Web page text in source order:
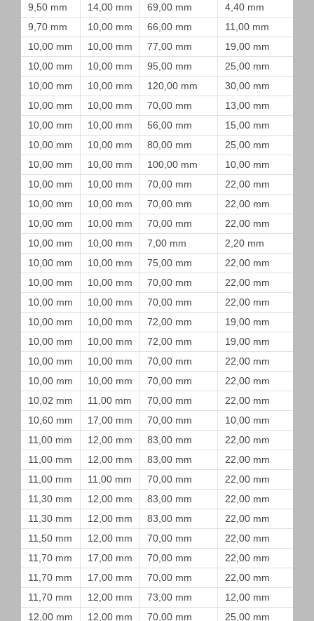
9,50 mm
14,00 mm 69,00 mm
4,40 mm
9,70 mm
10,00 mm 66,00 mm
11,00 mm
10,00 mm
10,00 mm 77,00 mm
19,00 mm
10,00 mm
10,00 mm 95,00 mm
25,00 mm
10,00 mm
10,00 mm 120,00 mm
30,00 mm
10,00 mm
10,00 mm 70,00 mm
13,00 mm
10,00 mm
10,00 mm 56,00 mm
15,00 mm
10,00 mm
10,00 mm 80,00 mm
25,00 mm
10,00 mm
10,00 mm 100,00 mm
10,00 mm
10,00 mm
10,00 mm 70,00 mm
22,00 mm
10,00 mm
10,00 mm 70,00 mm
22,00 mm
10,00 mm
10,00 mm 70,00 mm
22,00 mm
10,00 mm
10,00 mm 7,00 mm
2,20 mm
10,00 mm
10,00 mm 75,00 mm
22,00 mm
10,00 mm
10,00 mm 70,00 mm
22,00 mm
10,00 mm
10,00 mm 70,00 mm
22,00 mm
10,00 mm
10,00 mm 72,00 mm
19,00 mm
10,00 mm
10,00 mm 72,00 mm
19,00 mm
10,00 mm
10,00 mm 70,00 mm
22,00 mm
10,00 mm
10,00 mm 70,00 mm
22,00 mm
10,02 mm
11,00 mm 70,00 mm
22,00 mm
10,60 mm
17,00 mm 70,00 mm
10,00 mm
11,00 mm
12,00 mm 83,00 mm
22,00 mm
11,00 mm
12,00 mm 83,00 mm
22,00 mm
11,00 mm
11,00 mm 70,00 mm
22,00 mm
11,30 mm
12,00 mm 83,00 mm
22,00 mm
11,30 mm
12,00 mm 83,00 mm
22,00 mm
11,50 mm
12,00 mm 70,00 mm
22,00 mm
11,70 mm
17,00 mm 70,00 mm
22,00 mm
11,70 mm
17,00 mm 70,00 mm
22,00 mm
11,70 mm
12,00 mm 73,00 mm
12,00 mm
12,00 mm
12,00 mm 70,00 mm
25,00 mm